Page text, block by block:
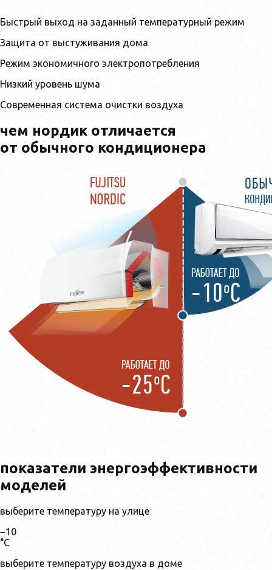
Быстрый выход на заданный температурный режим
Защита от выстуживания дома
Режим экономичного электропотребления
Низкий уровень шумa
Современная система очистки воздуха
чем нордик отличается
от обычного кондиционера
показатели энергоэффективности
моделей
выберите температуру на улице
−10
°С
выберите температуру воздуха в доме